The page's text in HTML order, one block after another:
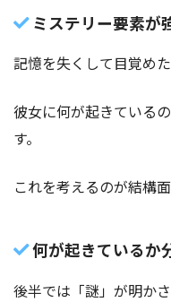
ミステリー要素が
記憶を失くして目覚めた
彼女に何が起きている
す。
これを考えるのが結構面
何が起きているか
後半では「謎」が明かさ